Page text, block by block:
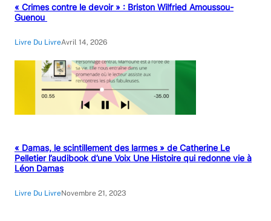
« Crimes contre le devoir » : Briston Wilfried Amoussou-
Guenou
Livre Du LivreAvril 14, 2026
« Damas, le scintillement des larmes » de Catherine Le
Pelletier l’audibook d’une Voix Une Histoire qui redonne vie à
Léon Damas
Livre Du LivreNovembre 21, 2023